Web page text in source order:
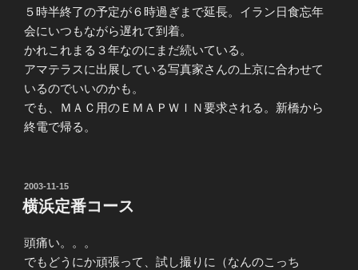
５時半終了の予定が６時過ぎまで延長。イラン日食忘年
会にいつもながら遅れて到着。
かれこれまる３年なのにまだ続いている。
アマテラスに出展している写真家さんの上京に合わせて
いるのでいいのかも。
でも、ＭＡＣ用のＥＭＡＰＷＩＮ要求される。新橋から
終電で帰る。
投
稿
日:
2003-11-15
横浜定番コース
頭痛い。。。
でもどうにか頑張って、試し撮りに（なんのこっち